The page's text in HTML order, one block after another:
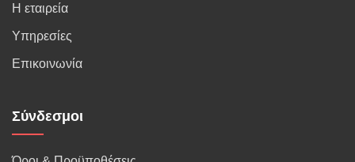
Η εταιρεία
Υπηρεσίες
Επικοινωνία
Σύνδεσμοι